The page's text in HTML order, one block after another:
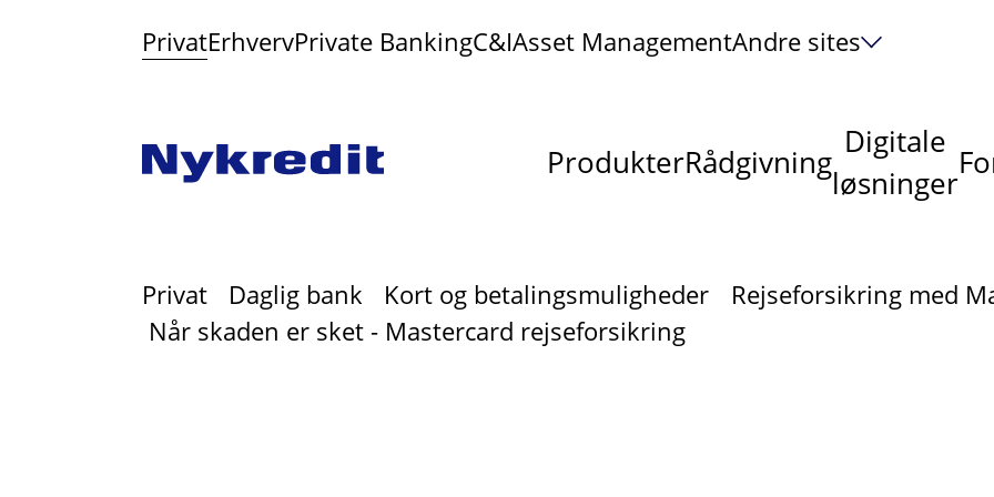
PrivatErhvervPrivate BankingC&IAsset ManagementAndre sites
ProdukterRådgivning
Digitale
løsninger
Privat Daglig bank Kort og betalingsmuligheder
Rejseforsikring med
Når skaden er sket - Mastercard rejseforsikring